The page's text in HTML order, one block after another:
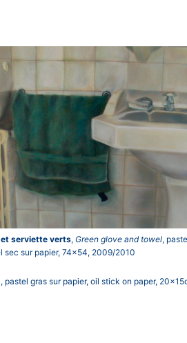
et serviette verts,Green glove and towel,
sec sur papier, 74×54, 2009/2010
pastel gras sur papier, oil stick on paper,